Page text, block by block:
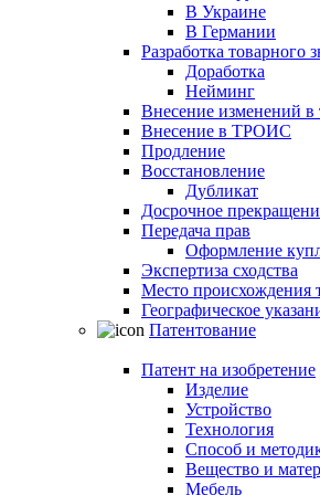
В Украине
В Германии
Разработка товарного
Доработка
Нейминг
Внесение изменений в
Внесение в ТРОИС
Продление
Восстановление
Дубликат
Досрочное
Передача прав
Оформление
Экспертиза сходства
Место
Географическое
Патентование
Патент на изобретение
Изделие
Устройство
Технология
Способ и
Вещество и
Мебель